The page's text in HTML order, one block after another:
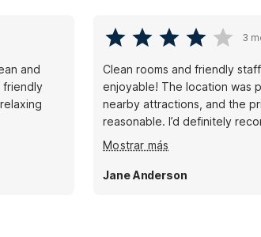
and
friendly
3
Clean rooms and friendly
enjoyable! The location was
nearby attractions, and the
reasonable. I’d definitely
friendly option!
Mostrar más
Jane Anderson